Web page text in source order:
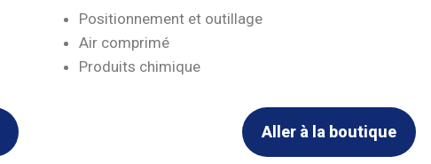
Positionnement et outillage
Air comprimé
Produits chimique
Aller à la boutique